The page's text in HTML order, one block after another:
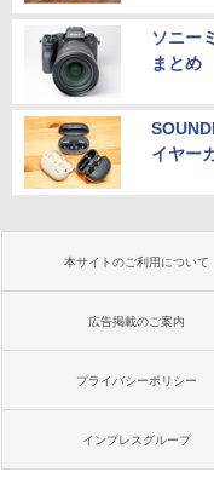
ソニー
まとめ
イヤー
本サイトのご利用について
広告掲載のご案内
プライバシーポリシー
インプレスグループ